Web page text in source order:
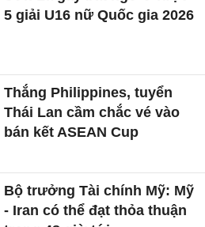
5 giải U16 nữ Quốc gia 2026
Thắng Philippines, tuyển
Thái Lan cầm chắc vé vào
bán kết ASEAN Cup
Bộ trưởng Tài chính Mỹ: Mỹ
- Iran có thể đạt thỏa thuận